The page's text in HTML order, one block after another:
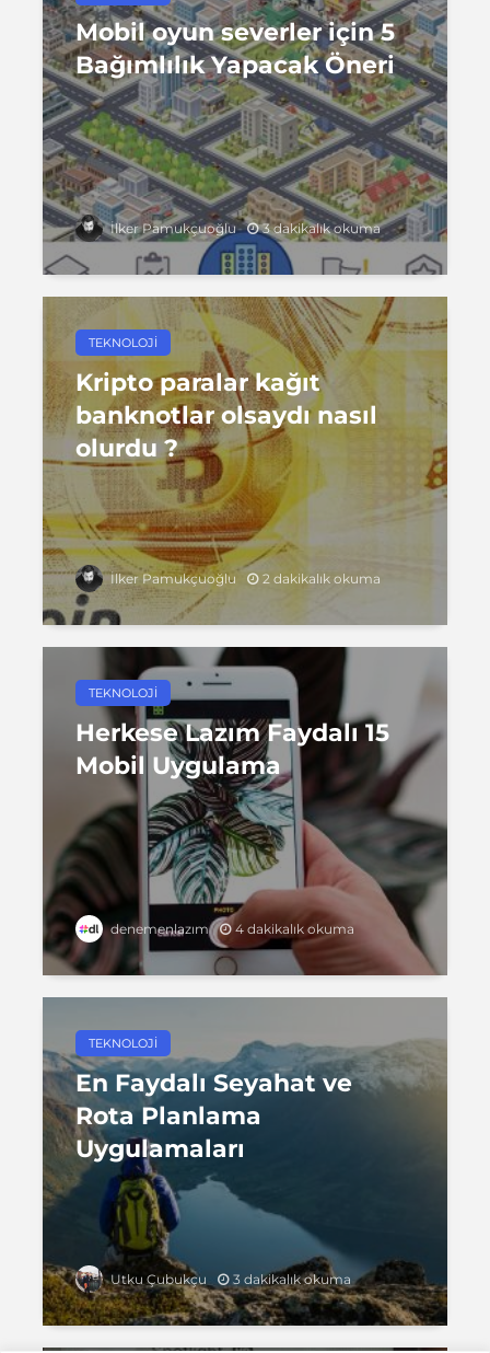
Mobil oyun severler için 5
Bağımlılık Yapacak Öneri
İlker Pamukçuoğlu 3 dakikalık okuma
TEKNOLOJI
Kripto paralar kağıt
banknotlar olsaydı nasıl
olurdu ?
İlker Pamukçuoğlu 2 dakikalık okuma
TEKNOLOJI
Herkese Lazım Faydalı 15
Mobil Uygulama
denemenlazım 4 dakikalık okuma
TEKNOLOJI
En Faydalı Seyahat ve
Rota Planlama
Uygulamaları
Utku Çubukçu 3 dakikalık okuma